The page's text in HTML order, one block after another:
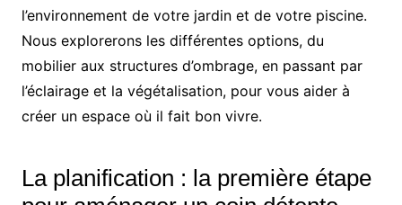
l’environnement de votre jardin et de votre piscine.
Nous explorerons les différentes options, du
mobilier aux structures d’ombrage, en passant par
l’éclairage et la végétalisation, pour vous aider à
créer un espace où il fait bon vivre.
La planification : la première étape